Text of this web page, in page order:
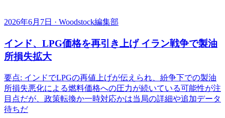
2026年6月7日 · Woodstock編集部
インド、LPG価格を再引き上げ イラン戦争で製油
所損失拡大
要点: インドでLPGの再値上げが伝えられ、紛争下での製油
所損失悪化による燃料価格への圧力が続いている可能性が注
目点だが、政策転換か一時対応かは当局の詳細や追加データ
待ちだ